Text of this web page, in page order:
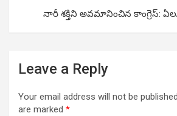
నారీ శక్తిని అవమానించిన కాంగ్రెస్:
Leave a Reply
Your email address will not be
are marked *